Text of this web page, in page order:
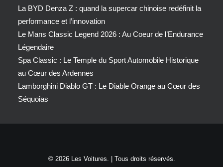
La BYD Denza Z : quand la supercar chinoise redéfinit la
performance et l’innovation
Le Mans Classic Legend 2026 : Au Coeur de l’Endurance
Légendaire
Spa Classic : Le Temple du Sport Automobile Historique
au Cœur des Ardennes
Lamborghini Diablo GT : Le Diable Orange au Cœur des
Séquoias
© 2026 Les Voitures. | Tous droits réservés.